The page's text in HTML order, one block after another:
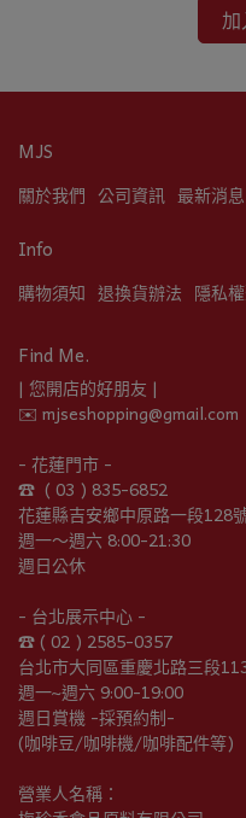
MJS
關於我們 公司資訊 最新消息
Info
購物須知 退換貨辦法 隱私
Find Me.
| 您開店的好朋友 |
✉️ mjseshopping@gmail.com
- 花蓮門市 -
☎︎  ( 03 ) 835-6852
花蓮縣吉安鄉中原路一段128
週一～週六 8:00-21:30
週日公休
- 台北展示中心 -
☎︎ ( 02 ) 2585-0357
台北市大同區重慶北路三段
週一~週六 9:00-19:00
週日賞機 -採預約制-
(咖啡豆/咖啡機/咖啡配件等)
營業人名稱：